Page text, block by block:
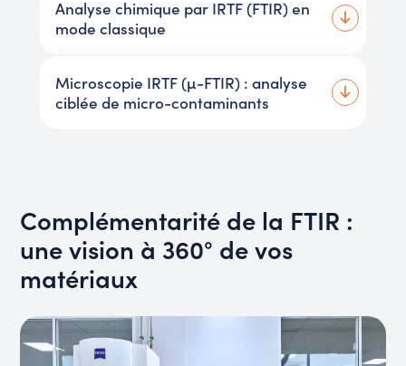
Analyse chimique par IRTF (FTIR) en
mode classique
Microscopie IRTF (µ-FTIR) : analyse
ciblée de micro-contaminants
Complémentarité de la FTIR :
une vision à 360° de vos
matériaux